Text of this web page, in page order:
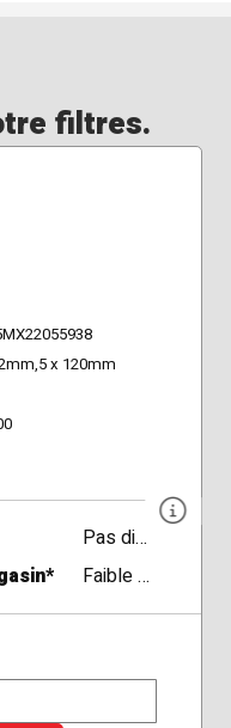
filtres.
x 120mm
Pas disponible
Faible Disponibilité